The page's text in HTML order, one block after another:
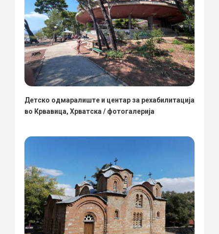
Детско одмаралиште и центар за рехабилитација
во Крвавица, Хрватска / фотогалерија